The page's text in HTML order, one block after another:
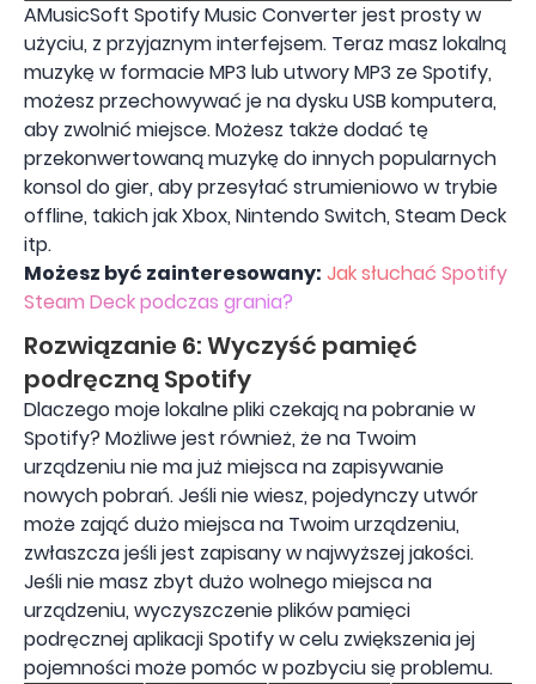
AMusicSoft Spotify Music Converter jest prosty w
użyciu, z przyjaznym interfejsem. Teraz masz lokalną
muzykę w formacie MP3 lub utwory MP3 ze Spotify,
możesz przechowywać je na dysku USB komputera,
aby zwolnić miejsce. Możesz także dodać tę
przekonwertowaną muzykę do innych popularnych
konsol do gier, aby przesyłać strumieniowo w trybie
offline, takich jak Xbox, Nintendo Switch, Steam Deck
itp.
Możesz być zainteresowany: Jak słuchać Spotify
Steam Deck podczas grania?
Rozwiązanie 6: Wyczyść pamięć
podręczną Spotify
Dlaczego moje lokalne pliki czekają na pobranie w
Spotify? Możliwe jest również, że na Twoim
urządzeniu nie ma już miejsca na zapisywanie
nowych pobrań. Jeśli nie wiesz, pojedynczy utwór
może zająć dużo miejsca na Twoim urządzeniu,
zwłaszcza jeśli jest zapisany w najwyższej jakości.
Jeśli nie masz zbyt dużo wolnego miejsca na
urządzeniu, wyczyszczenie plików pamięci
podręcznej aplikacji Spotify w celu zwiększenia jej
pojemności może pomóc w pozbyciu się problemu.